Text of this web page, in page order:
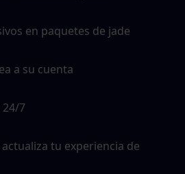
en paquetes de jade
a su cuenta
7
actualiza tu experiencia de